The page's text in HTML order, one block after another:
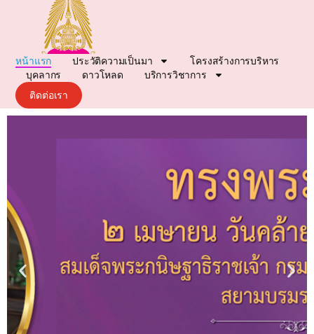
หน้าแรก ประวัติความเป็นมา
โครงสร้างการบริหาร
บุคลากร
ดาวโหลด
บริการวิชาการ
ติดต่อเรา